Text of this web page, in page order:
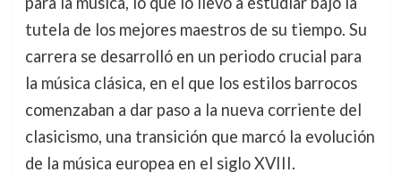
tutela de los mejores maestros de su tiempo. Su
carrera se desarrolló en un periodo crucial para
la música clásica, en el que los estilos barrocos
comenzaban a dar paso a la nueva corriente del
clasicismo, una transición que marcó la evolución
de la música europea en el siglo XVIII.